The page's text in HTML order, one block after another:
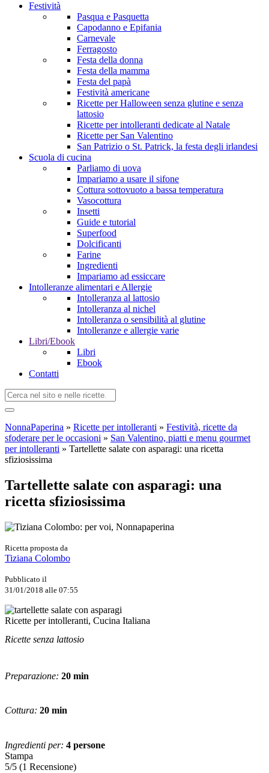
Festività
Pasqua e Pasquetta
Capodanno e Epifania
Carnevale
Ferragosto
Festa della donna
Festa della mamma
Festa del papà
Festività americane
Ricette per Halloween senza glutine e senza
lattosio
Ricette per intolleranti dedicate al Natale
Ricette per San Valentino
San Patrizio o St. Patrick, la festa degli irlandesi
Scuola di cucina
Parliamo di uova
Impariamo a usare il sifone
Cottura sottovuoto a bassa temperatura
Vasocottura
Insetti
Guide e tutorial
Superfood
Dolcificanti
Farine
Ingredienti
Impariamo ad essiccare
Intolleranze alimentari e Allergie
Intolleranza al lattosio
Intolleranza al nichel
Intolleranza o sensibilità al glutine
Intolleranze e allergie varie
Libri/Ebook
Libri
Ebook
Contatti
NonnaPaperina » Ricette per intolleranti » Festività, ricette da
sfoderare per le occasioni » San Valentino, piatti e menu gourmet
per intolleranti » Tartellette salate con asparagi: una ricetta
sfiziosissima
Tartellette salate con asparagi: una
ricetta sfiziosissima
Ricetta proposta da
Tiziana Colombo
Pubblicato il
31/01/2018 alle 07:55
Ricette per intolleranti, Cucina Italiana
Ricette senza lattosio
Preparazione: 20 min
Cottura: 20 min
Ingredienti per: 4 persone
Stampa
5/5 (1 Recensione)